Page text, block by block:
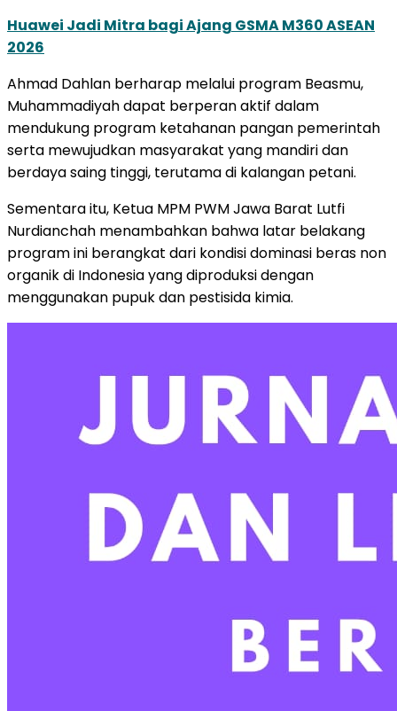
Huawei Jadi Mitra bagi Ajang GSMA M360 ASEAN
2026
Ahmad Dahlan berharap melalui program Beasmu,
Muhammadiyah dapat berperan aktif dalam
mendukung program ketahanan pangan pemerintah
serta mewujudkan masyarakat yang mandiri dan
berdaya saing tinggi, terutama di kalangan petani.
Sementara itu, Ketua MPM PWM Jawa Barat Lutfi
Nurdianchah menambahkan bahwa latar belakang
program ini berangkat dari kondisi dominasi beras non
organik di Indonesia yang diproduksi dengan
menggunakan pupuk dan pestisida kimia.